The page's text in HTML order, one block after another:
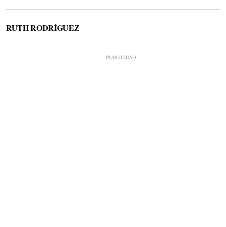
RUTH RODRÍGUEZ